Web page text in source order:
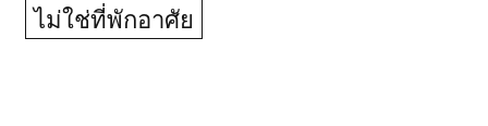
ไม่ใช่ที่พักอาศัย